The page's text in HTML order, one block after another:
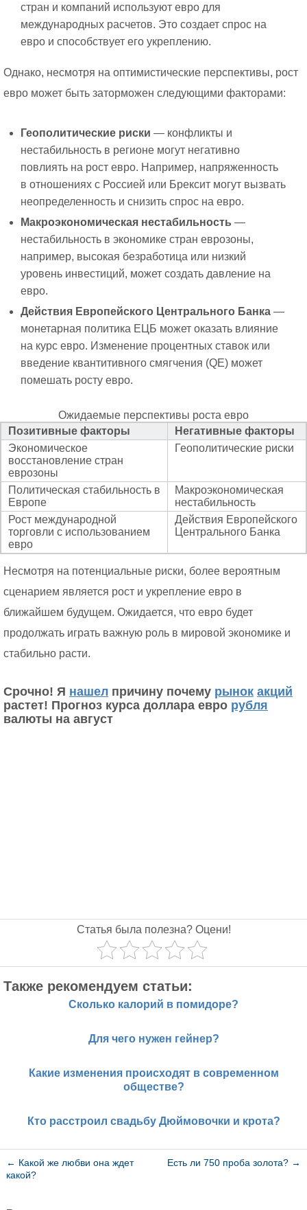
стран и компаний используют евро для
международных расчетов. Это создает спрос на
евро и способствует его укреплению.
Однако, несмотря на оптимистические перспективы, рост
евро может быть заторможен следующими факторами:
Геополитические риски — конфликты и
нестабильность в регионе могут негативно
повлиять на рост евро. Например, напряженность
в отношениях с Россией или Брексит могут вызвать
неопределенность и снизить спрос на евро.
Макроэкономическая нестабильность —
нестабильность в экономике стран еврозоны,
например, высокая безработица или низкий
уровень инвестиций, может создать давление на
евро.
Действия Европейского Центрального Банка —
монетарная политика ЕЦБ может оказать влияние
на курс евро. Изменение процентных ставок или
введение квантитивного смягчения (QE) может
помешать росту евро.
Ожидаемые перспективы роста евро
Позитивные факторы
Негативные факторы
Экономическое
восстановление стран
еврозоны
Геополитические риски
Политическая стабильность в
Европе
Макроэкономическая
нестабильность
Рост международной
торговли с использованием
евро
Действия Европейского
Центрального Банка
Несмотря на потенциальные риски, более вероятным
сценарием является рост и укрепление евро в
ближайшем будущем. Ожидается, что евро будет
продолжать играть важную роль в мировой экономике и
стабильно расти.
Срочно! Я нашел причину почему рынок акций
растет! Прогноз курса доллара евро рубля
валюты на август
Статья была полезна? Оцени!
Также рекомендуем статьи:
Сколько калорий в помидоре?
Для чего нужен гейнер?
Какие изменения происходят в современном
обществе?
Кто расстроил свадьбу Дюймовочки и крота?
← Какой же любви она ждет
какой?
Есть ли 750 проба золота? →